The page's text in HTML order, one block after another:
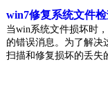
win7修复系统文件
当win系统文件损坏时
的错误消息。为了解决
扫描和修复损坏的丢失